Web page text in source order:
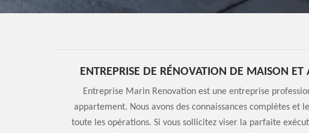
ENTREPRISE DE RÉNOVATION DE MAISON
Entreprise Marin Renovation est une entreprise
appartement. Nous avons des connaissances complètes
toute les opérations. Si vous sollicitez viser la parfaite